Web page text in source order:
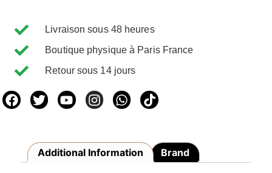
Livraison sous 48 heures
Boutique physique à Paris France
Retour sous 14 jours
Additional Information Brand